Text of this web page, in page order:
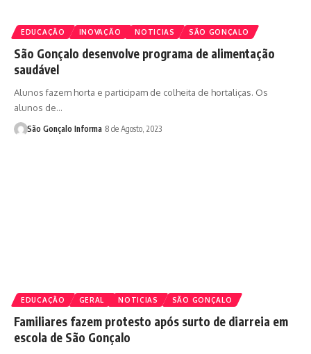
EDUCAÇÃO INOVAÇÃO NOTICIAS SÃO GONÇALO
São Gonçalo desenvolve programa de alimentação
saudável
Alunos fazem horta e participam de colheita de hortaliças. Os
alunos de…
São Gonçalo Informa 8 de Agosto, 2023
EDUCAÇÃO GERAL NOTICIAS SÃO GONÇALO
Familiares fazem protesto após surto de diarreia em
escola de São Gonçalo